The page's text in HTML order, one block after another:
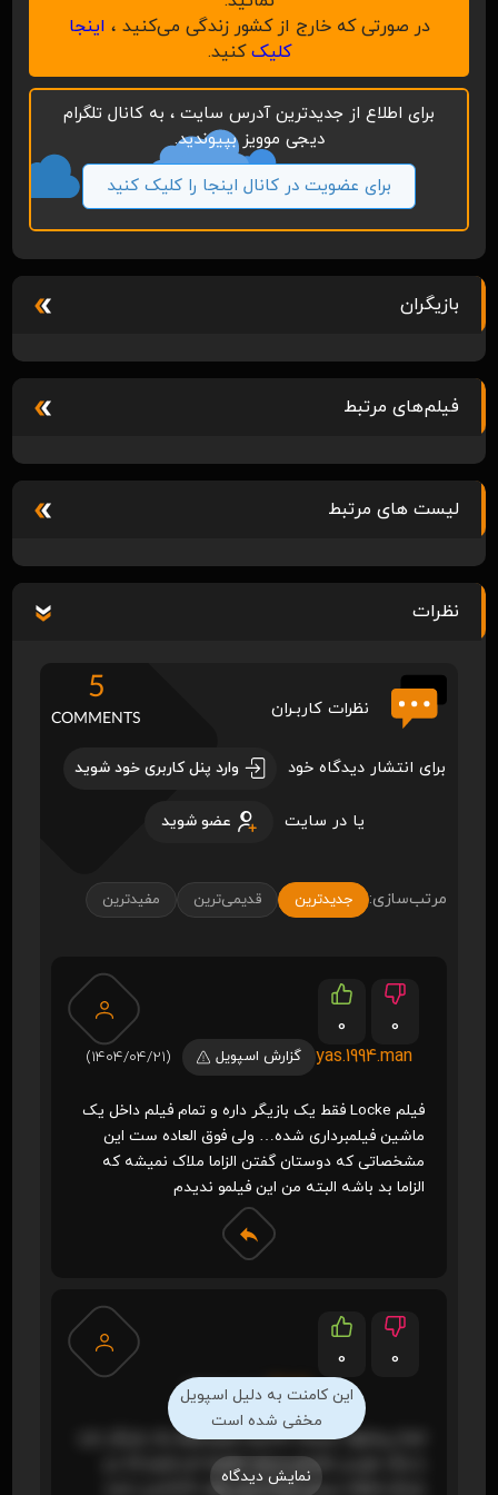
در صورتی که خارج از کشور زندگی می‌کنید ، اینجا
کلیککنید.
برای اطلاع از جدیدترین آدرس سایت ، به کانال تلگرام
دیجی موویز بپیوندید.
برای عضویت در کانال اینجا را کلیک کنید
بازیگران
فیلم‌های مرتبط
لیست های مرتبط
نظرات
نظرات کاربـران
5
COMMENTS
برای انتشار دیدگاه خود وارد پنل کاربری خود شوید
یا در سایت عضو شوید
مرتب‌سازی: جدیدترین قدیمی‌ترین مفیدترین
0
0
yas.1994.man
گزارش اسپویل (1404/04/21)
فیلم Locke فقط یک بازیگر داره و تمام فیلم داخل یک
ماشین فیلمبرداری شده… ولی فوق العاده ست این
مشخصاتی که دوستان گفتن الزاما ملاک نمیشه که
الزاما بد باشه البته من این فیلمو ندیدم
0
0
Rojak
(1404/03/10)
این کامنت به دلیل اسپویل
مخفی شده است
نمایش دیدگاه
اصلا پیشنهاد نمیشه 98درصد فیلم فقط یک بازیگر داره
با زنگ خوردن تلفنش و چند دقیقه اخر فیلم که دو
بازیگر اضافه میشن اصلا ارزش وقت گذاشتن نداره